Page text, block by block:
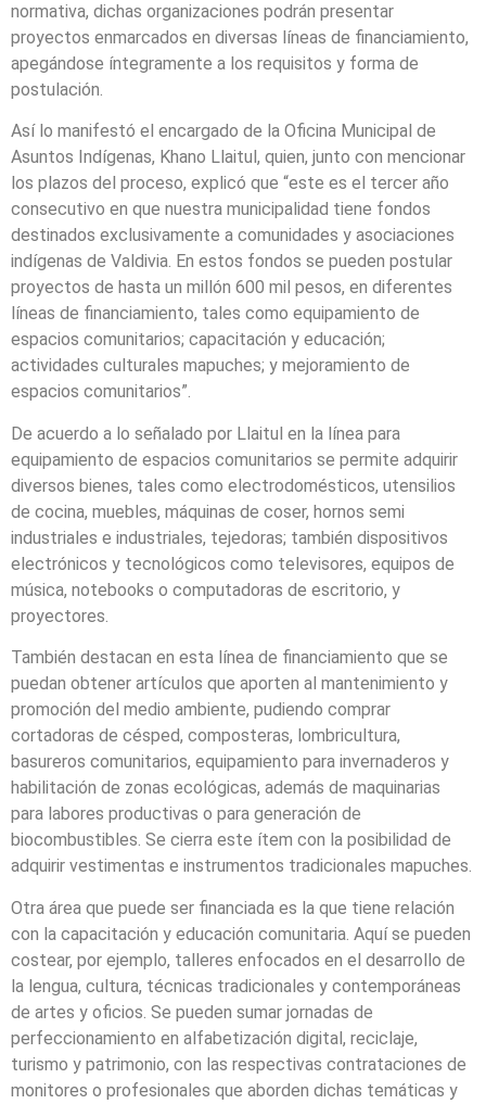
normativa, dichas organizaciones podrán presentar
proyectos enmarcados en diversas líneas de financiamiento,
apegándose íntegramente a los requisitos y forma de
postulación.
Así lo manifestó el encargado de la Oficina Municipal de
Asuntos Indígenas, Khano Llaitul, quien, junto con mencionar
los plazos del proceso, explicó que “este es el tercer año
consecutivo en que nuestra municipalidad tiene fondos
destinados exclusivamente a comunidades y asociaciones
indígenas de Valdivia. En estos fondos se pueden postular
proyectos de hasta un millón 600 mil pesos, en diferentes
líneas de financiamiento, tales como equipamiento de
espacios comunitarios; capacitación y educación;
actividades culturales mapuches; y mejoramiento de
espacios comunitarios”.
De acuerdo a lo señalado por Llaitul en la línea para
equipamiento de espacios comunitarios se permite adquirir
diversos bienes, tales como electrodomésticos, utensilios
de cocina, muebles, máquinas de coser, hornos semi
industriales e industriales, tejedoras; también dispositivos
electrónicos y tecnológicos como televisores, equipos de
música, notebooks o computadoras de escritorio, y
proyectores.
También destacan en esta línea de financiamiento que se
puedan obtener artículos que aporten al mantenimiento y
promoción del medio ambiente, pudiendo comprar
cortadoras de césped, composteras, lombricultura,
basureros comunitarios, equipamiento para invernaderos y
habilitación de zonas ecológicas, además de maquinarias
para labores productivas o para generación de
biocombustibles. Se cierra este ítem con la posibilidad de
adquirir vestimentas e instrumentos tradicionales mapuches.
Otra área que puede ser financiada es la que tiene relación
con la capacitación y educación comunitaria. Aquí se pueden
costear, por ejemplo, talleres enfocados en el desarrollo de
la lengua, cultura, técnicas tradicionales y contemporáneas
de artes y oficios. Se pueden sumar jornadas de
perfeccionamiento en alfabetización digital, reciclaje,
turismo y patrimonio, con las respectivas contrataciones de
monitores o profesionales que aborden dichas temáticas y